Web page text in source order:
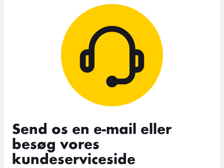
Send os en e-mail eller
besøg vores
kundeserviceside